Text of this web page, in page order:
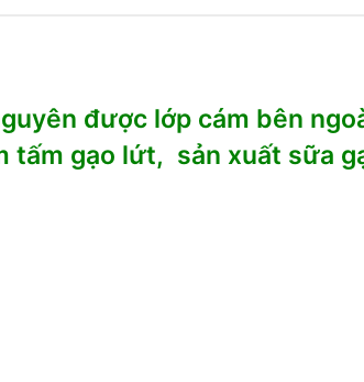
được lớp cám bên
tấm gạo lứt, sản xuất sữa